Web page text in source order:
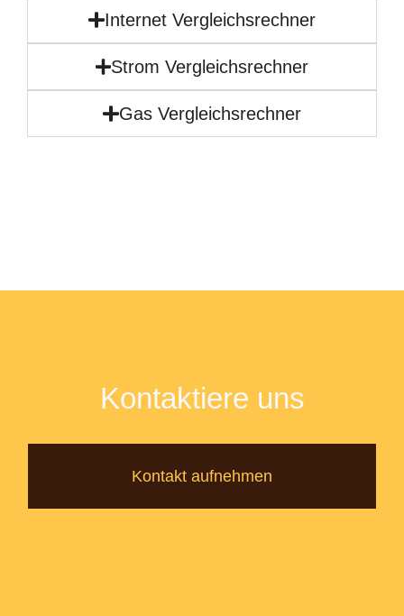
Internet Vergleichsrechner
Strom Vergleichsrechner
Gas Vergleichsrechner
Kontaktiere uns
Kontakt aufnehmen